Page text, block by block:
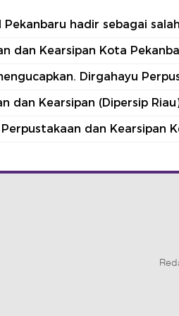
Pekanbaru hadir sebagai
dan Kearsipan Kota
Dirgahayu
dan Kearsipan (Dipersip
dan Kearsipan